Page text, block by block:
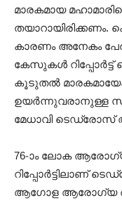
മാരകമായ
തയാറായിരിക്കണം.
കാരണം അനേകം പേർ
കേസുകൾ
കൂടുതൽ
ഉയർന്നുവരാനുള്ള
മേധാവി
76-ാം ലോക
റിപ്പോർട്ടിലാണ്
ആഗോള ആരോഗ്യ